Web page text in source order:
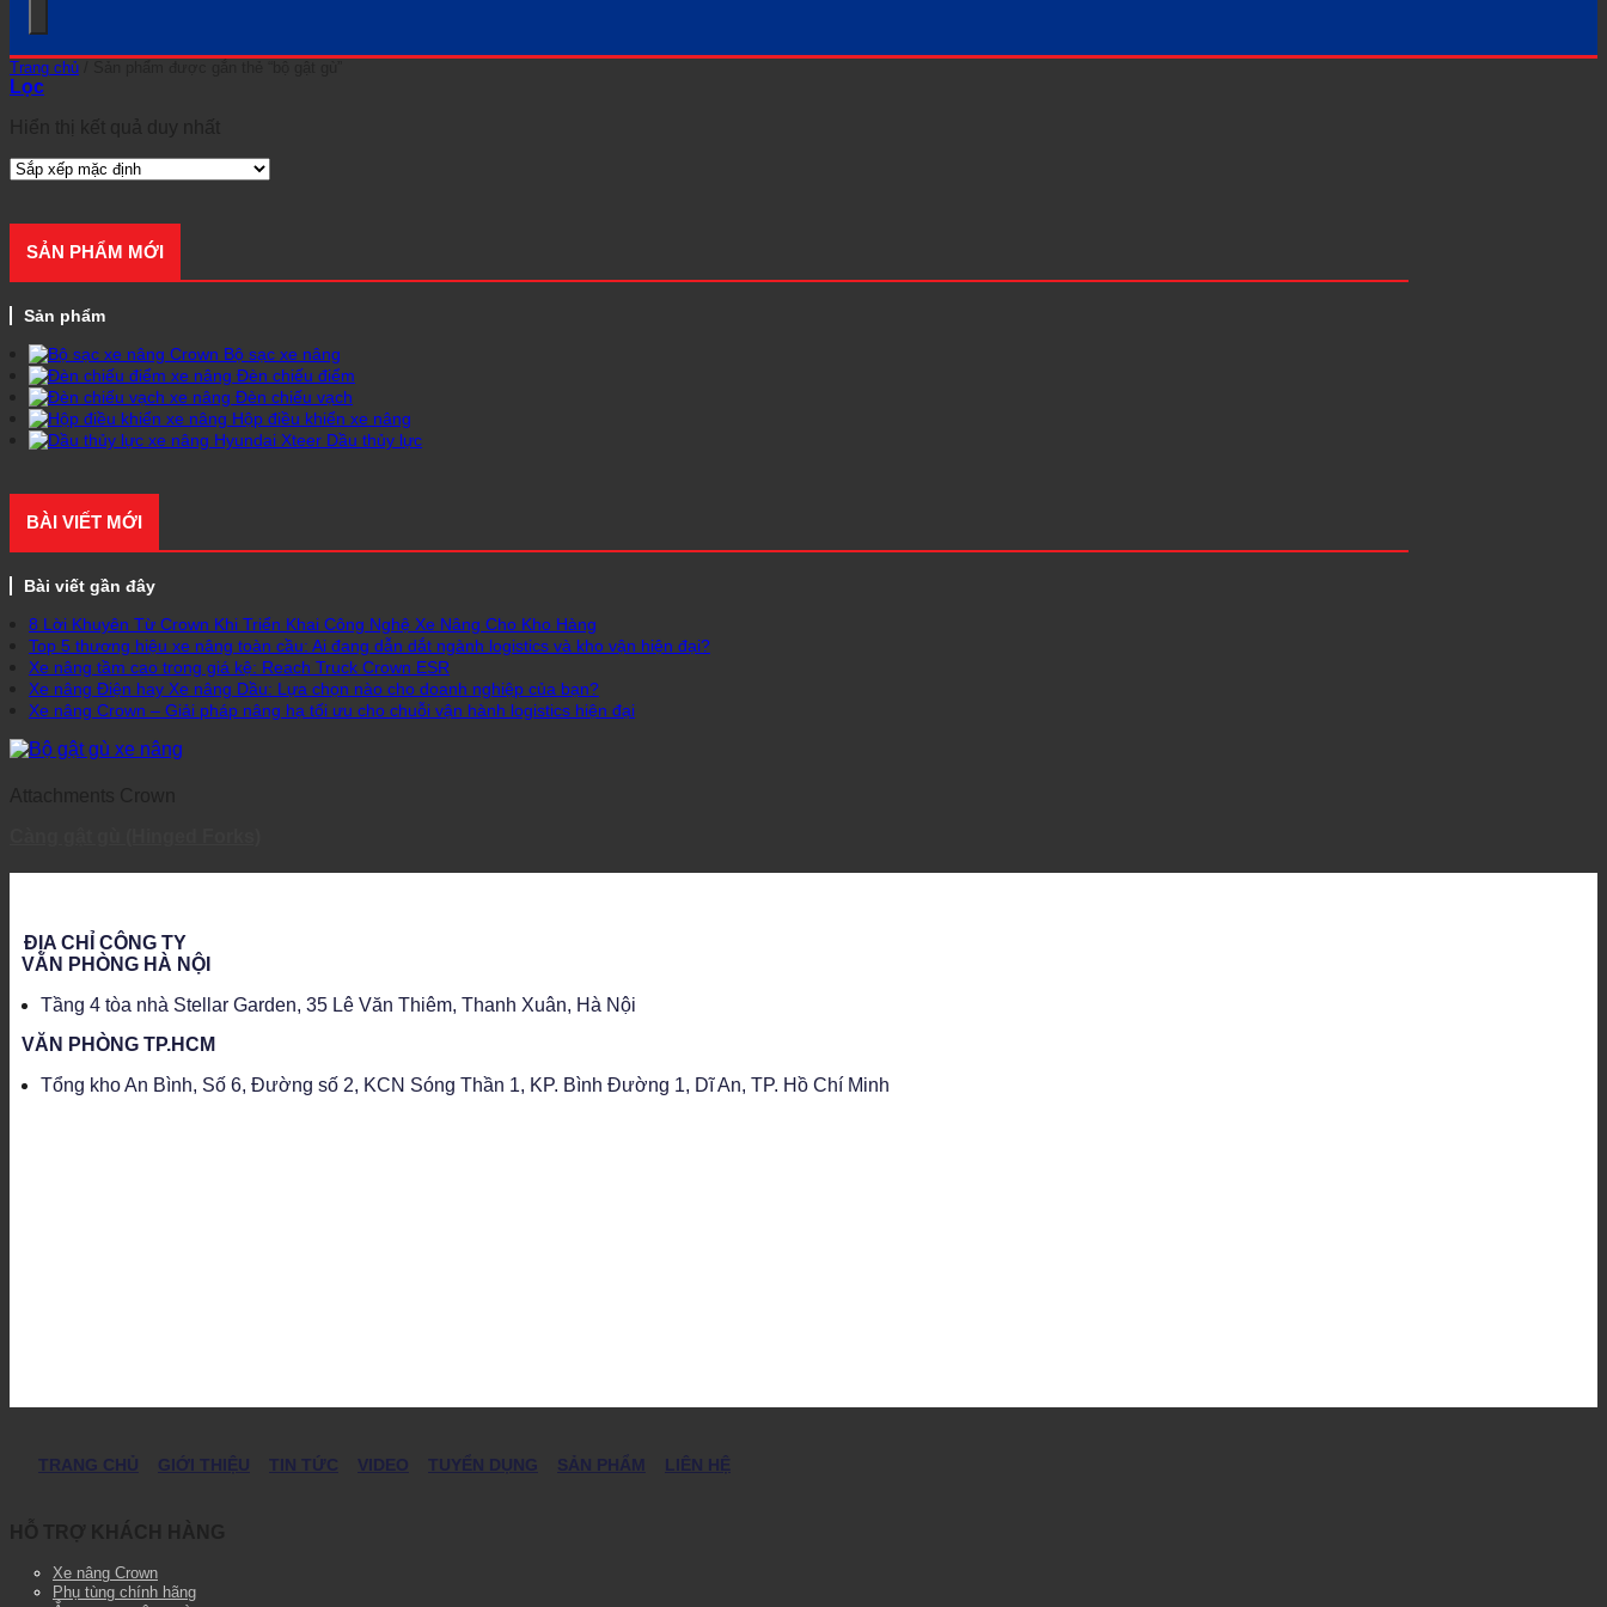
Trang chủ
Lọc
SẢN PHẨM MỚI
Sản phẩm
Bộ sạc xe nâng
Đèn chiếu điểm
Đèn chiếu vạch
Hộp điều khiển xe nâng
Dầu thủy lực
BÀI VIẾT MỚI
Bài viết gần đây
8 Lời Khuyên Từ Crown Khi Triển Khai Công Nghệ Xe Nâng Cho Kho Hàng
Top 5 thương hiệu xe nâng toàn cầu: Ai đang dẫn dắt ngành logistics và kho vận hiện đại?
Xe nâng tầm cao trong giá kệ: Reach Truck Crown ESR
Xe nâng Điện hay Xe nâng Dầu: Lựa chọn nào cho doanh nghiệp của bạn?
Xe nâng Crown – Giải pháp nâng hạ tối ưu cho chuỗi vận hành logistics hiện đại
ĐỊA CHỈ CÔNG TY
VĂN PHÒNG HÀ NỘI
Tầng 4 tòa nhà Stellar Garden, 35 Lê Văn Thiêm, Thanh Xuân, Hà Nội
VĂN PHÒNG TP.HCM
Tổng kho An Bình, Số 6, Đường số 2, KCN Sóng Thần 1, KP. Bình Đường 1, Dĩ An, TP. Hồ Chí Minh
TRANG CHỦ GIỚI THIỆU TIN TỨC VIDEO TUYỂN DỤNG SẢN PHẨM LIÊN HỆ
Xe nâng Crown
Phụ tùng chính hãng